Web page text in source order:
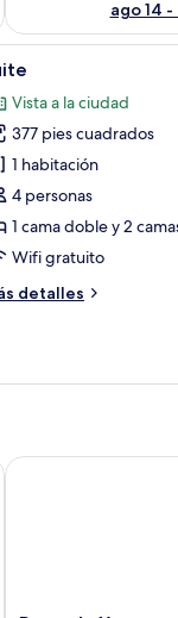
ago 14 -
a la pared.
ventanal con cortinas,
26
Vista a la ciudad
377 pies cuadrados
1 habitación
4 personas
1 cama doble y 2
Wifi gratuito
detalles
Pousada Xerxes